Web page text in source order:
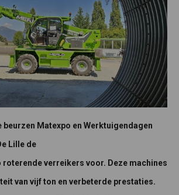
Matexpo en Werktuigendagen
Lille de
roterende verreikers voor. Deze machines
van vijf ton en verbeterde prestaties.